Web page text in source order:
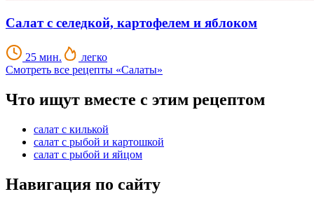
Салат с селедкой, картофелем и яблоком
25 мин.
легко
Смотреть все рецепты «Салаты»
Что ищут вместе с этим рецептом
салат с килькой
салат с рыбой и картошкой
салат с рыбой и яйцом
Навигация по сайту